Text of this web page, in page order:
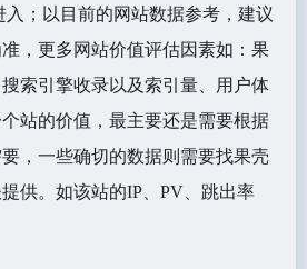
入；以目前的网站数据参考，建议
，更多网站价值评估因素如：果
索引擎收录以及索引量、用户体
站的价值，最主要还是需要根据
，一些确切的数据则需要找果壳
供。如该站的IP、PV、跳出率